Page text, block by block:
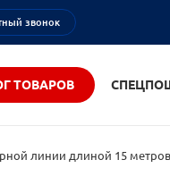
звонок
ТОВАРОВ
линии длиной 15